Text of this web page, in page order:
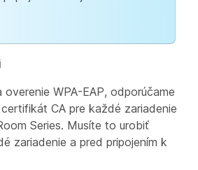
WPA-EAP, odporúčame
CA pre každé zariadenie
Series. Musíte to urobiť
zariadenie a pred pripojením k